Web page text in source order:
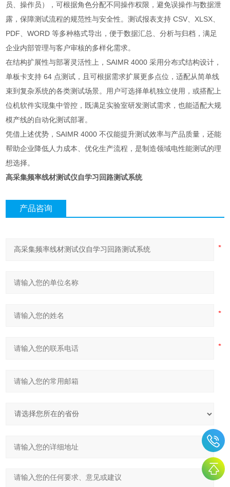
员、操作员），可根据角色分配不同操作权限，避免误操作与数据泄
露，保障测试流程的规范性与安全性。测试报表支持 CSV、XLSX、
PDF、WORD 等多种格式导出，便于数据汇总、分析与归档，满足
企业内部管理与客户审核的多样化需求。
在结构扩展性与部署灵活性上，SAIMR 4000 采用分布式结构设计，
单板卡支持 64 点测试，且可根据需求扩展更多点位，适配从简单线
束到复杂系统的各类测试场景。用户可选择单机独立使用，或搭配上
位机软件实现集中管控，既满足实验室研发测试需求，也能适配大规
模产线的自动化测试部署。
凭借上述优势，SAIMR 4000 不仅能提升测试效率与产品质量，还能
帮助企业降低人力成本、优化生产流程，是制造领域电性能测试的理
想选择。
高采集频率线材测试仪自学习回路测试系统
产品咨询